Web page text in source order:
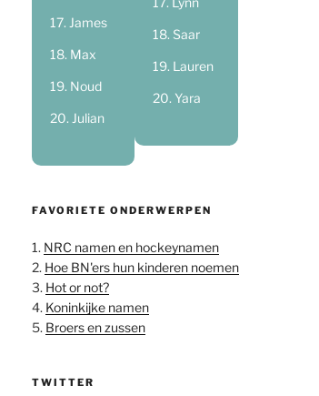
James
Max
Noud
Julian
Saar
Lauren
Yara
FAVORIETE ONDERWERPEN
1. NRC namen en hockeynamen
2. Hoe BN'ers hun kinderen noemen
3. Hot or not?
4. Koninkijke namen
5. Broers en zussen
TWITTER